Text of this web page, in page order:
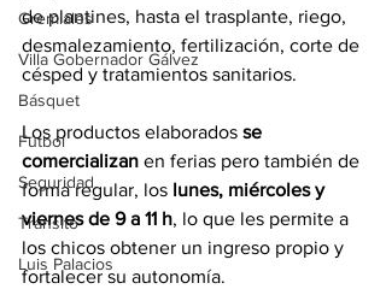
Gremiales
Villa Gobernador Gálvez
Básquet
Fútbol
Seguridad
Tránsito
Luis Palacios
de plantines, hasta el trasplante, riego,
desmalezamiento, fertilización, corte de
césped y tratamientos sanitarios.
Los productos elaborados se
comercializan en ferias pero también de
forma regular, los lunes, miércoles y
viernes de 9 a 11 h, lo que les permite a
los chicos obtener un ingreso propio y
fortalecer su autonomía.